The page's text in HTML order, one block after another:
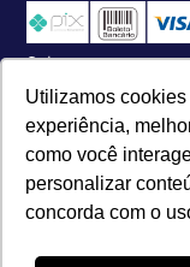
Utilizamos
experiência,
como você
personalizar
concorda com o
Telefone:(27)
Segunda a
Selos
06.698.001/0002-